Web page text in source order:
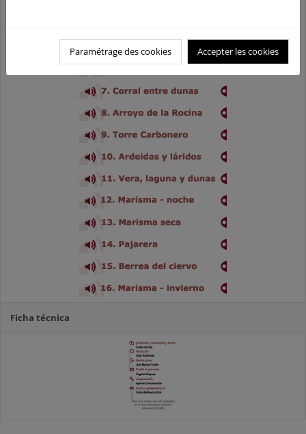
Ficha técnica
Paramétrage des cookies Accepter les cookies